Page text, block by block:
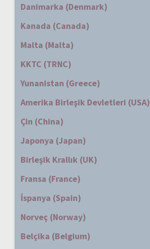
Danimarka (Denmark)
Kanada (Canada)
Malta (Malta)
KKTC (TRNC)
Yunanistan (Greece)
Amerika Birleşik Devletleri (USA)
Çin (China)
Japonya (Japan)
Birleşik Krallık (UK)
Fransa (France)
İspanya (Spain)
Norveç (Norway)
Belçika (Belgium)